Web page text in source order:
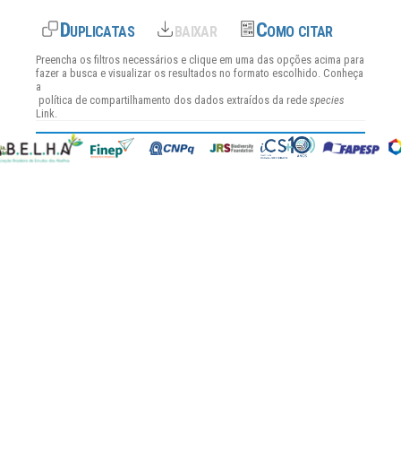
Preencha os filtros necessários e clique em uma das opções acima para
fazer a busca e visualizar os resultados no formato escolhido. Conheça
a
política de compartilhamento dos dados extraídos da rede species
Link.